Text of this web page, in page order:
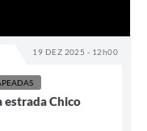
19 DEZ 2025 - 12h00
Chico